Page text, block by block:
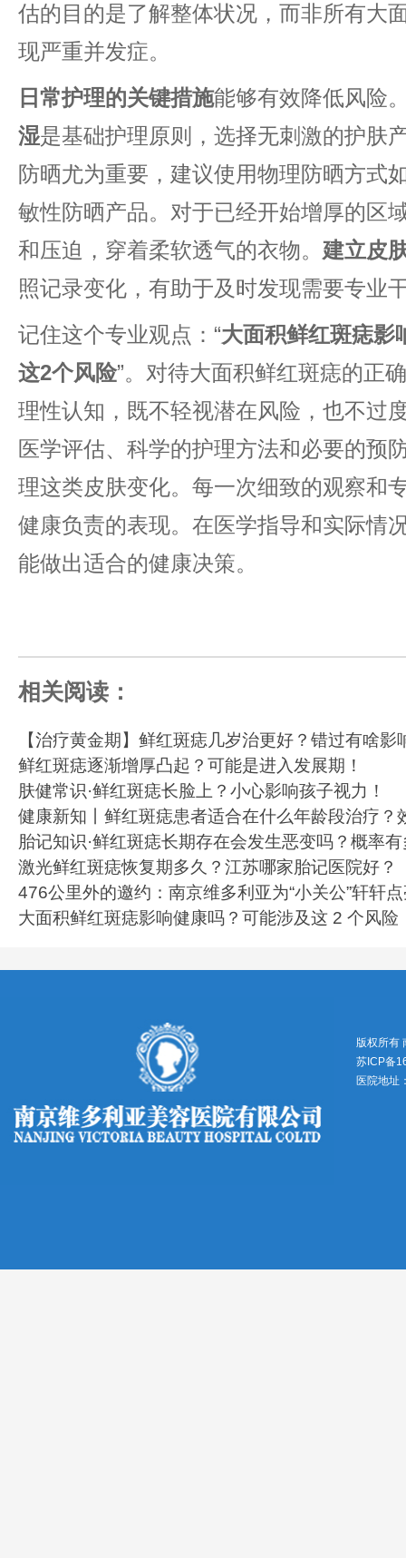
估的目的是了解整体状况，而非所有大
现严重并发症。
​日常护理的关键措施​能够有效降低风险
湿​是基础护理原则，选择无刺激的护肤
防晒尤为重要，建议使用物理防晒方式
敏性防晒产品。对于已经开始增厚的区
和压迫，穿着柔软透气的衣物。​ 建立皮
照记录变化，有助于及时发现需要专业
记住这个专业观点：“​大面积鲜红斑痣影
这2个风险​​”。对待大面积鲜红斑痣的正
理性认知，既不轻视潜在风险，也不过
医学评估、科学的护理方法和必要的预
理这类皮肤变化。每一次细致的观察和
健康负责的表现。在医学指导和实际情
能做出适合的健康决策。
相关阅读：
【治疗黄金期】鲜红斑痣几岁治更好？错过有啥影
鲜红斑痣逐渐增厚凸起？可能是进入发展期！
肤健常识·鲜红斑痣长脸上？小心影响孩子视力！
健康新知丨鲜红斑痣患者适合在什么年龄段治疗？
胎记知识·鲜红斑痣长期存在会发生恶变吗？概率
激光鲜红斑痣恢复期多久？江苏哪家胎记医院好？
476公里外的邀约：南京维多利亚为“小关公”轩轩
大面积鲜红斑痣影响健康吗？可能涉及这 2 个风险
版权所有
苏ICP备
医院地址